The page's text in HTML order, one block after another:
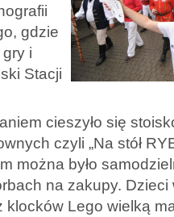
gdzie
i
Stacji
cieszyło się
czyli „Na stół
można było
na zakupy.
klocków Lego wielką